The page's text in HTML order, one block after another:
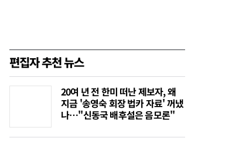
편집자 추천 뉴스
20여 년 전 한미 떠난 제보자, 왜
지금 '송영숙 회장 법카 자료' 꺼냈
나…"신동국 배후설은 음모론"